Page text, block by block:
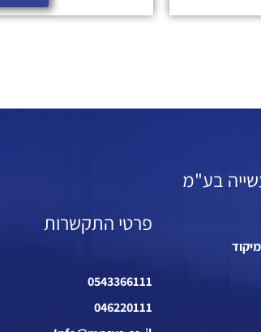
בע"מ
פרטי התקשרות
0543366111
046220111